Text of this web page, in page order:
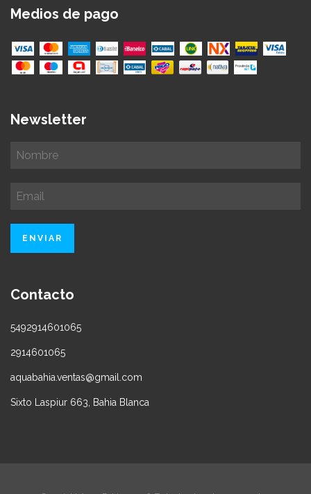
Medios de pago
Newsletter
Contacto
5492914601065
2914601065
aquabahia.ventas@gmail.com
Sixto Laspiur 663, Bahia Blanca